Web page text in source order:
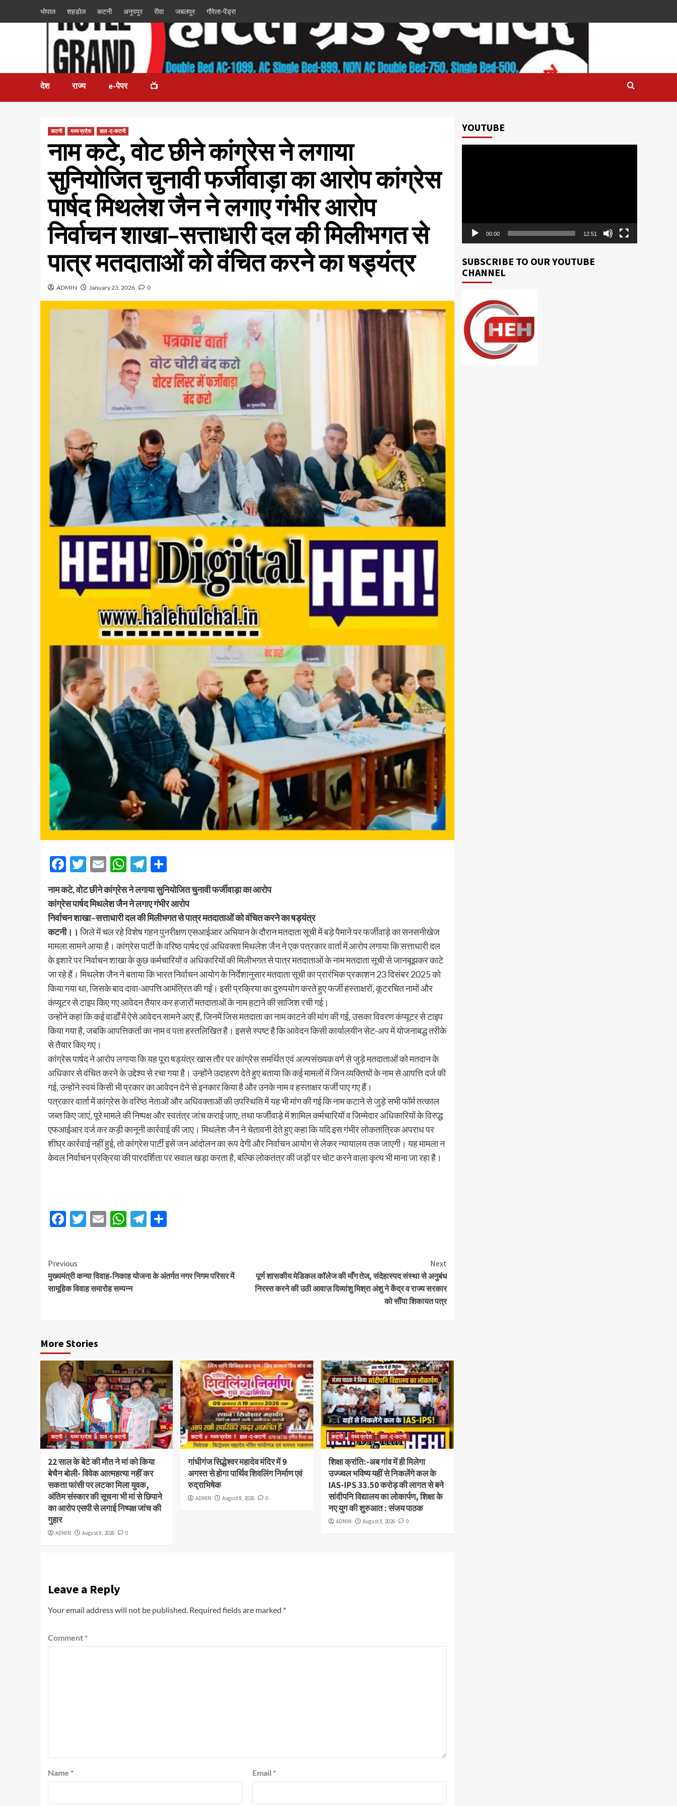
भोपाल शहडोल कटनी अनूपपुर रीवा जबलपुर गौरेला-पेंड्रा
देश राज्य e-पेपर 📺
कटनी मध्य प्रदेश हाल -ए-कटनी
नाम कटे, वोट छीने कांग्रेस ने लगाया
सुनियोजित चुनावी फर्जीवाड़ा का आरोप कांग्रेस
पार्षद मिथलेश जैन ने लगाए गंभीर आरोप
निर्वाचन शाखा–सत्ताधारी दल की मिलीभगत से
पात्र मतदाताओं को वंचित करने का षड्यंत्र
ADMIN January 23, 2026 0
Facebook
Twitter
EmailWhatsApp
Telegram
Share
नाम कटे, वोट छीने कांग्रेस ने लगाया सुनियोजित चुनावी फर्जीवाड़ा का आरोप
कांग्रेस पार्षद मिथलेश जैन ने लगाए गंभीर आरोप
निर्वाचन शाखा–सत्ताधारी दल की मिलीभगत से पात्र मतदाताओं को वंचित करने का षड्यंत्र
कटनी।। जिले में चल रहे विशेष गहन पुनरीक्षण एसआईआर अभियान के दौरान मतदाता सूची में बड़े पैमाने पर फर्जीवाड़े का सनसनीखेज
मामला सामने आया है। कांग्रेस पार्टी के वरिष्ठ पार्षद एवं अधिवक्ता मिथलेश जैन ने एक पत्रकार वार्ता में आरोप लगाया कि सत्ताधारी दल
के इशारे पर निर्वाचन शाखा के कुछ कर्मचारियों व अधिकारियों की मिलीभगत से पात्र मतदाताओं के नाम मतदाता सूची से जानबूझकर काटे
जा रहे हैं। मिथलेश जैन ने बताया कि भारत निर्वाचन आयोग के निर्देशानुसार मतदाता सूची का प्रारंभिक प्रकाशन 23 दिसंबर 2025 को
किया गया था, जिसके बाद दावा-आपत्ति आमंत्रित की गईं। इसी प्रक्रिया का दुरुपयोग करते हुए फर्जी हस्ताक्षरों, कूटरचित नामों और
कंप्यूटर से टाइप किए गए आवेदन तैयार कर हजारों मतदाताओं के नाम हटाने की साजिश रची गई।
उन्होंने कहा कि कई वार्डों में ऐसे आवेदन सामने आए हैं, जिनमें जिस मतदाता का नाम काटने की मांग की गई, उसका विवरण कंप्यूटर से टाइप
किया गया है, जबकि आपत्तिकर्ता का नाम व पता हस्तलिखित है। इससे स्पष्ट है कि आवेदन किसी कार्यालयीन सेट-अप में योजनाबद्ध तरीके
से तैयार किए गए।
कांग्रेस पार्षद ने आरोप लगाया कि यह पूरा षड्यंत्र खास तौर पर कांग्रेस समर्थित एवं अल्पसंख्यक वर्ग से जुड़े मतदाताओं को मतदान के
अधिकार से वंचित करने के उद्देश्य से रचा गया है। उन्होंने उदाहरण देते हुए बताया कि कई मामलों में जिन व्यक्तियों के नाम से आपत्ति दर्ज की
गई, उन्होंने स्वयं किसी भी प्रकार का आवेदन देने से इनकार किया है और उनके नाम व हस्ताक्षर फर्जी पाए गए हैं।
पत्रकार वार्ता में कांग्रेस के वरिष्ठ नेताओं और अधिवक्ताओं की उपस्थिति में यह भी मांग की गई कि नाम कटाने से जुड़े सभी फॉर्म तत्काल
जब्त किए जाएं, पूरे मामले की निष्पक्ष और स्वतंत्र जांच कराई जाए, तथा फर्जीवाड़े में शामिल कर्मचारियों व जिम्मेदार अधिकारियों के विरुद्ध
एफआईआर दर्ज कर कड़ी कानूनी कार्रवाई की जाए। मिथलेश जैन ने चेतावनी देते हुए कहा कि यदि इस गंभीर लोकतांत्रिक अपराध पर
शीघ्र कार्रवाई नहीं हुई, तो कांग्रेस पार्टी इसे जन आंदोलन का रूप देगी और निर्वाचन आयोग से लेकर न्यायालय तक जाएगी। यह मामला न
केवल निर्वाचन प्रक्रिया की पारदर्शिता पर सवाल खड़ा करता है, बल्कि लोकतंत्र की जड़ों पर चोट करने वाला कृत्य भी माना जा रहा है।
Facebook
Twitter
EmailWhatsApp
Telegram
Share
Previous
मुख्यमंत्री कन्या विवाह-निकाह योजना के अंतर्गत नगर निगम परिसर में
सामूहिक विवाह समारोह सम्पन्न
Next
पूर्ण शासकीय मेडिकल कॉलेज की माँग तेज, संदेहास्पद संस्था से अनुबंध
निरस्त करने की उठी आवाज़ दिव्यांशु मिश्रा अंशु ने केंद्र व राज्य सरकार
को सौंपा शिकायत पत्र
More Stories
कटनी मध्य प्रदेश हाल -ए-कटनी
22 साल के बेटे की मौत ने मां को किया
बेचैन बोली- विवेक आत्महत्या नहीं कर
सकता फांसी पर लटका मिला युवक,
अंतिम संस्कार की सूचना भी मां से छिपाने
का आरोप एसपी से लगाई निष्पक्ष जांच की
गुहार
ADMIN August 8, 2026 0
कटनी मध्य प्रदेश हाल -ए-कटनी
गांधीगंज सिद्धेश्वर महादेव मंदिर में 9
अगस्त से होगा पार्थिव शिवलिंग निर्माण एवं
रुद्राभिषेक
ADMIN August 8, 2026 0
कटनी मध्य प्रदेश हाल -ए-कटनी
शिक्षा क्रांति:-अब गांव में ही मिलेगा
उज्ज्वल भविष्य यहीं से निकलेंगे कल के
IAS-IPS 33.50 करोड़ की लागत से बने
सांदीपनि विद्यालय का लोकार्पण, शिक्षा के
नए युग की शुरुआत : संजय पाठक
ADMIN August 8, 2026 0
Leave a Reply
Your email address will not be published. Required fields are marked *
Comment *
Name * Email *
YOUTUBE
00:00 12:51
SUBSCRIBE TO OUR YOUTUBE
CHANNEL